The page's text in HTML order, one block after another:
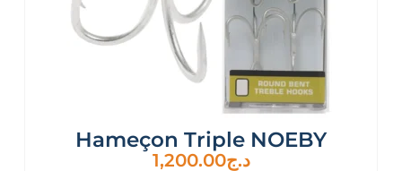
Hameçon Triple NOEBY
د.ج1,200.00